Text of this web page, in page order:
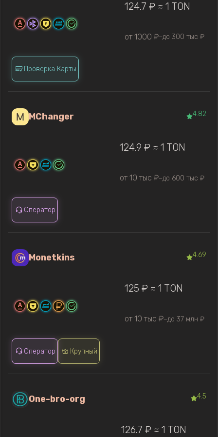
124.7 ₽ ≈ 1 TON
от 1000 ₽—до 300 тыс ₽
Проверка Карты
MChanger 4.82
124.9 ₽ ≈ 1 TON
от 10 тыс ₽—до 600 тыс ₽
Оператор
Monetkins 4.69
125 ₽ ≈ 1 TON
от 10 тыс ₽—до 37 млн ₽
Оператор Крупный
One-bro-org 4.5
126.7 ₽ ≈ 1 TON